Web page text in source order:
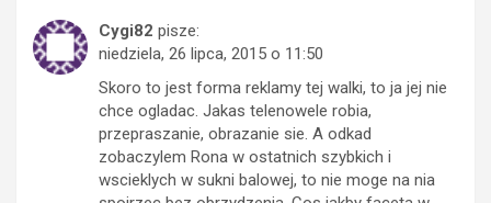
Cygi82 pisze:
niedziela, 26 lipca, 2015 o 11:50
Skoro to jest forma reklamy tej walki, to ja jej nie
chce ogladac. Jakas telenowele robia,
przepraszanie, obrazanie sie. A odkad
zobaczylem Rona w ostatnich szybkich i
wscieklych w sukni balowej, to nie moge na nia